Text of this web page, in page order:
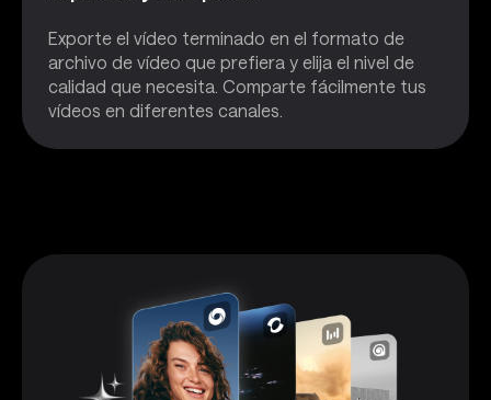
Exporte el vídeo terminado en el formato de
archivo de vídeo que prefiera y elija el nivel de
calidad que necesita. Comparte fácilmente tus
vídeos en diferentes canales.